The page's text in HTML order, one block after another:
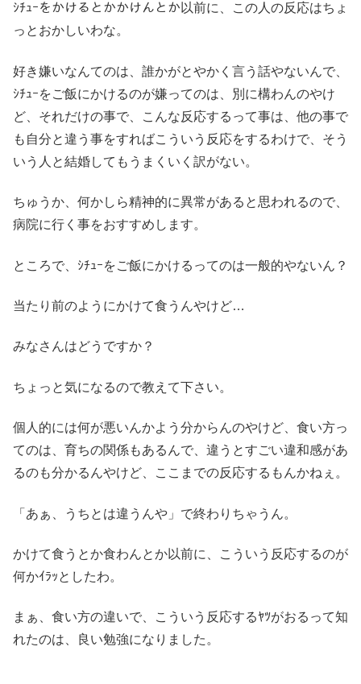
ｼﾁｭｰをかけるとかかけんとか以前に、この人の反応はちょ
っとおかしいわな。
好き嫌いなんてのは、誰かがとやかく言う話やないんで、
ｼﾁｭｰをご飯にかけるのが嫌ってのは、別に構わんのやけ
ど、それだけの事で、こんな反応するって事は、他の事で
も自分と違う事をすればこういう反応をするわけで、そう
いう人と結婚してもうまくいく訳がない。
ちゅうか、何かしら精神的に異常があると思われるので、
病院に行く事をおすすめします。
ところで、ｼﾁｭｰをご飯にかけるってのは一般的やないん？
当たり前のようにかけて食うんやけど…
みなさんはどうですか？
ちょっと気になるので教えて下さい。
個人的には何が悪いんかよう分からんのやけど、食い方っ
てのは、育ちの関係もあるんで、違うとすごい違和感があ
るのも分かるんやけど、ここまでの反応するもんかねぇ。
「あぁ、うちとは違うんや」で終わりちゃうん。
かけて食うとか食わんとか以前に、こういう反応するのが
何かｲﾗｯとしたわ。
まぁ、食い方の違いで、こういう反応するﾔﾂがおるって知
れたのは、良い勉強になりました。